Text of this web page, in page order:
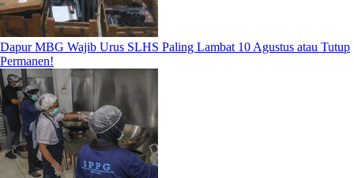
Dapur MBG Wajib Urus SLHS Paling Lambat 10 Agustus atau Tutup
Permanen!